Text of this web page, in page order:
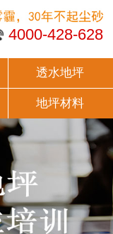
4000-428-628
透水地坪
地坪材料